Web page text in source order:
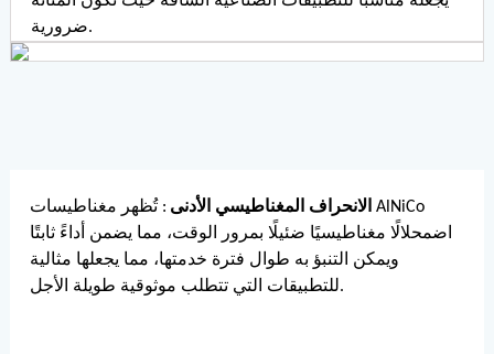
ضرورية.
الانحراف المغناطيسي الأدنى : تُظهر مغناطيسات AlNiCo
اضمحلالًا مغناطيسيًا ضئيلًا بمرور الوقت، مما يضمن أداءً ثابتًا
ويمكن التنبؤ به طوال فترة خدمتها، مما يجعلها مثالية
للتطبيقات التي تتطلب موثوقية طويلة الأجل.